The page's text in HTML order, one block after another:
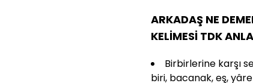
ARKADAŞ NE
KELİMESİ TDK
Birbirlerine karşı
biri, bacanak, eş,